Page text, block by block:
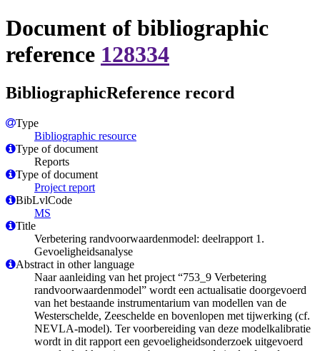
Document of bibliographic
reference 128334
BibliographicReference record
Type
Bibliographic resource
Type of document
Reports
Type of document
Project report
BibLvlCode
MS
Title
Verbetering randvoorwaardenmodel: deelrapport 1.
Gevoeligheidsanalyse
Abstract in other language
Naar aanleiding van het project “753_9 Verbetering
randvoorwaardenmodel” wordt een actualisatie doorgevoerd
van het bestaande instrumentarium van modellen van de
Westerschelde, Zeeschelde en bovenlopen met tijwerking (cf.
NEVLA-model). Ter voorbereiding van deze modelkalibratie
wordt in dit rapport een gevoeligheidsonderzoek uitgevoerd